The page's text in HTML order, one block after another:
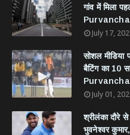
गांव में मिला
July 17,
सोशल मीडिया
बैटिंग का 10
July 01,
श्रीलंका दौरे
भुवनेश्वर